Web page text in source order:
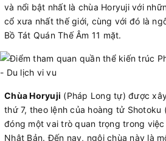
và nổi bật nhất là chùa Horyuji với
cổ xưa nhất thế giới, cùng với đó là
Bồ Tát Quán Thế Âm 11 mặt.
Chùa Horyuji (Pháp Long tự) được
thứ 7, theo lệnh của hoàng tử Shotoku
đóng một vai trò quan trọng trong
Nhật Bản. Đến nay, ngôi chùa này là